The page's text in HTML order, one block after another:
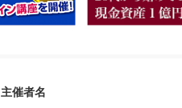
主催者名